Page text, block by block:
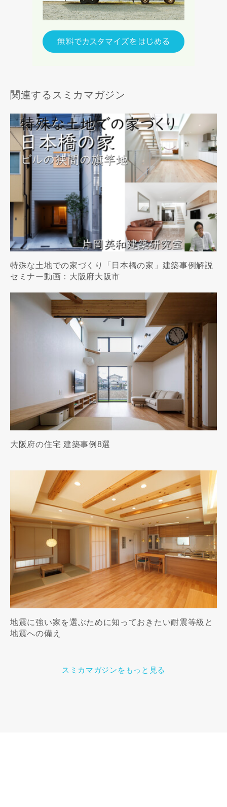
関連するスミカマガジン
特殊な土地での家づくり「日本橋の家」建築事例解説
セミナー動画：大阪府大阪市
大阪府の住宅 建築事例8選
地震に強い家を選ぶために知っておきたい耐震等級と
地震への備え
スミカマガジンをもっと見る